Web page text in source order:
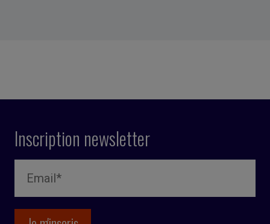
Inscription newsletter